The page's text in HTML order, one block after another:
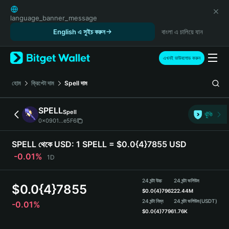
English
日本語
Русский
Español (Latinoamérica)
Türkçe
Italiano
Deutsch
简体中文
繁體中文
Português (Portugal)
Bahasa Indonesia
Español
language_banner_message
English এ সুইচ করুন
বাংলা এ চালিয়ে যান
এখনই ডাউনলোড করুন
হোম ক্রিপ্টো দাম Spell দাম
SPELLSpell
0x0901...e5F6
ঝুঁকি
SPELL থেকে USD: 1 SPELL = $0.0{4}7855 USD
-0.01%
1D
$0.0{4}7855
-0.01%
24 ঘন্টা উচ্চ
$0.0{4}7962
24 ঘন্টা নিম্ন
$0.0{4}7796
24 ঘন্টা ভলিউম
22.44M
24 ঘন্টা ভলিউম(USDT)
1.76K